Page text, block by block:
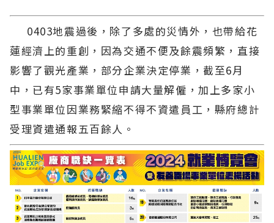
0403地震過後，除了多處的災情外，也帶給花
蓮經濟上的重創，因為交通不便及餘震頻繁，直接
影響了觀光產業，部分企業決定停業，截至6月
中，已有5家事業單位申請大量解僱，加上多家小
型事業單位因業務緊縮不得不資遣員工，縣府總計
受理資遣通報五百餘人。